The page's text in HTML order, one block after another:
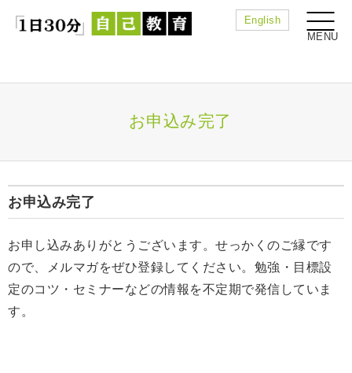
English
お申込み完了
お申込み完了
お申し込みありがとうございます。せっかくのご縁です
ので、メルマガをぜひ登録してください。勉強・目標設
定のコツ・セミナーなどの情報を不定期で発信していま
す。